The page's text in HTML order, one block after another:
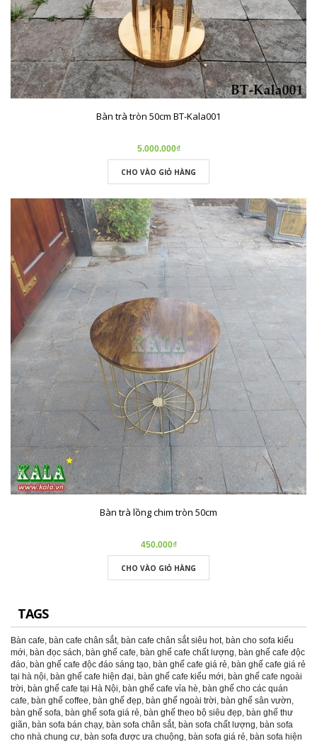
Bàn trà tròn 50cm BT-Kala001
5.000.000₫
CHO VÀO GIỎ HÀNG
Bàn trà lồng chim tròn 50cm
450.000₫
CHO VÀO GIỎ HÀNG
TAGS
Bàn cafe, bàn cafe chân sắt, bàn cafe chân sắt siêu hot, bàn cho sofa kiểu
mới, bàn đọc sách, bàn ghế cafe, bàn ghế cafe chất lượng, bàn ghế cafe độc
đáo, bàn ghế cafe độc đáo sáng tạo, bàn ghế cafe giá rẻ, bàn ghế cafe giá rẻ
tại hà nội, bàn ghế cafe hiện đại, bàn ghế cafe kiểu mới, bàn ghế cafe ngoài
trời, bàn ghế cafe tại Hà Nội, bàn ghế cafe vỉa hè, bàn ghế cho các quán
cafe, bàn ghế coffee, bàn ghế đẹp, bàn ghế ngoài trời, bàn ghế sân vườn,
bàn ghế sofa, bàn ghế sofa giá rẻ, bàn ghế theo bộ siêu đẹp, bàn ghế thư
giãn, bàn sofa bán chạy, bàn sofa chân sắt, bàn sofa chất lượng, bàn sofa
cho nhà chung cư, bàn sofa được ưa chuộng, bàn sofa giá rẻ, bàn sofa hiện